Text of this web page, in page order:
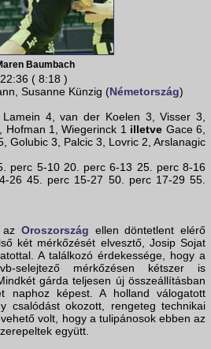
Baumbach
22:36 ( 8:18 )
Susanne Künzig (Németország)
4, van der Koelen 3, Visser 3,
1, Wiegerinck 1 illetve Gace 6,
Golubic 3, Palcic 3, Lovric 2, Arslanagic
perc 5-10 20. perc 6-13 25. perc 8-16
26 45. perc 15-27 50. perc 17-29 55.
az Oroszország ellen döntetlent elérő
két mérkőzését elvesztő, Josip Sojat
A találkozó érdekessége, hogy a
selejtező mérkőzésen kétszer is
gárda teljesen új összeállításban
naphoz képest. A holland válogatott
csalódást okozott, rengeteg technikai
volt, hogy a tulipánosok ebben az
együtt.